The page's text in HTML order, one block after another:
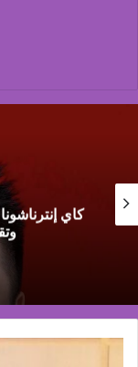
محمد
لرفع كفاءة
كونكريت